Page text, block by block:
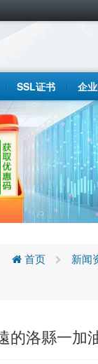
SSL证书 企
首页 新闻
的洛縣一加